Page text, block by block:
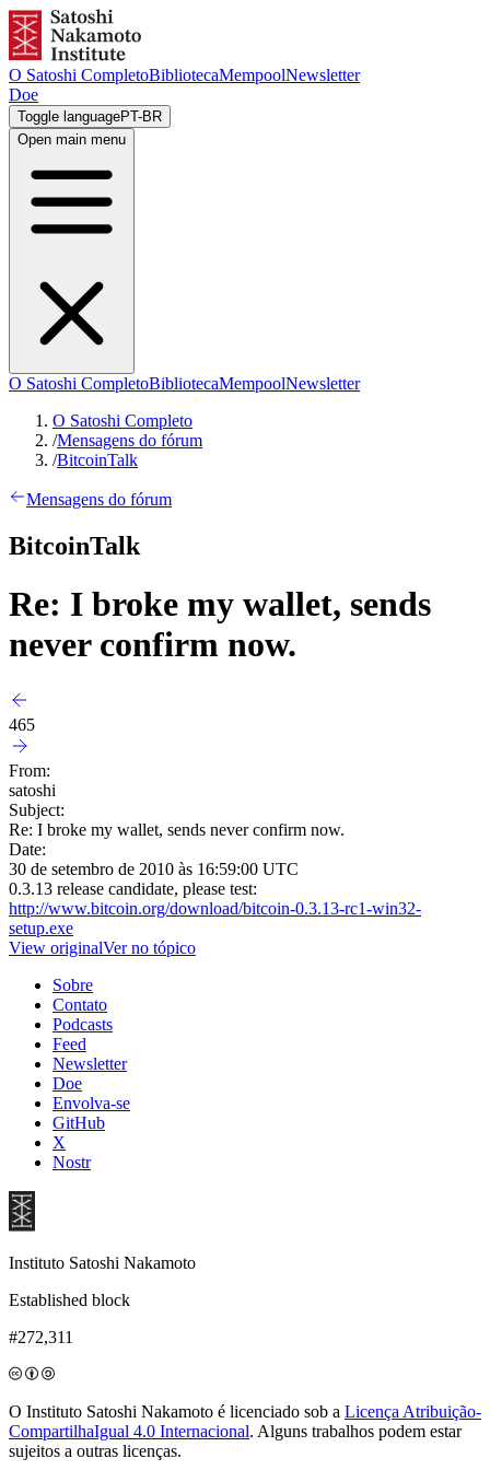
O Satoshi CompletoBibliotecaMempoolNewsletter
Doe
Toggle languagePT-BR
Open main menu
O Satoshi CompletoBibliotecaMempoolNewsletter
O Satoshi Completo
/Mensagens do fórum
/BitcoinTalk
Mensagens do fórum
BitcoinTalk
Re: I broke my wallet, sends
never confirm now.
465
From:
satoshi
Subject:
Re: I broke my wallet, sends never confirm now.
Date:
30 de setembro de 2010 às 16:59:00 UTC
0.3.13 release candidate, please test:
http://www.bitcoin.org/download/bitcoin-0.3.13-rc1-win32-
setup.exe
View originalVer no tópico
Sobre
Contato
Podcasts
Feed
Newsletter
Doe
Envolva-se
GitHub
X
Nostr
Instituto Satoshi Nakamoto
Established block
#272,311
O Instituto Satoshi Nakamoto é licenciado sob a Licença Atribuição-
CompartilhaIgual 4.0 Internacional. Alguns trabalhos podem estar
sujeitos a outras licenças.